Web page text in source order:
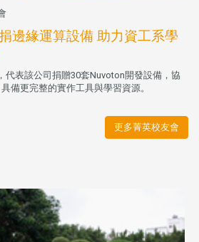
邊緣運算設備 助力資工系學
代表該公司捐贈30套Nuvoton開發設備，協
備更完整的實作工具與學習資源。
更多菁英校友會